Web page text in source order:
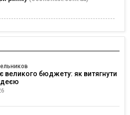
великого бюджету: як витягнути